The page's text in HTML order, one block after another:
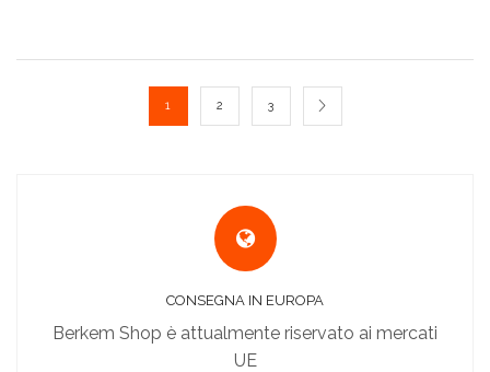
1 2 3
CONSEGNA IN EUROPA
Berkem Shop è attualmente riservato ai mercati
UE